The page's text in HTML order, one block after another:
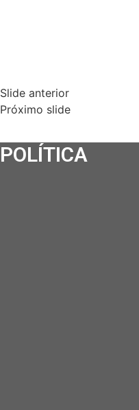
Slide anterior
Próximo slide
POLÍTICA